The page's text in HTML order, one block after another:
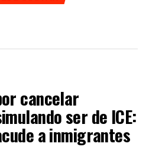
cancelar
ser de ICE:
a inmigrantes